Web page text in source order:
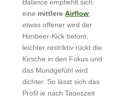
Balance empfiehlt sich
eine mittlere Airflow;
etwas offener wird der
Himbeer-Kick betont,
leichter restriktiv rückt die
Kirsche in den Fokus und
das Mundgefühl wird
dichter. So lässt sich das
Profil je nach Tageszeit